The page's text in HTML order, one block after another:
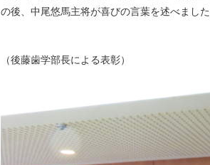
の後、中尾悠馬主将が喜びの言葉を述べました
（後藤歯学部長による表彰）